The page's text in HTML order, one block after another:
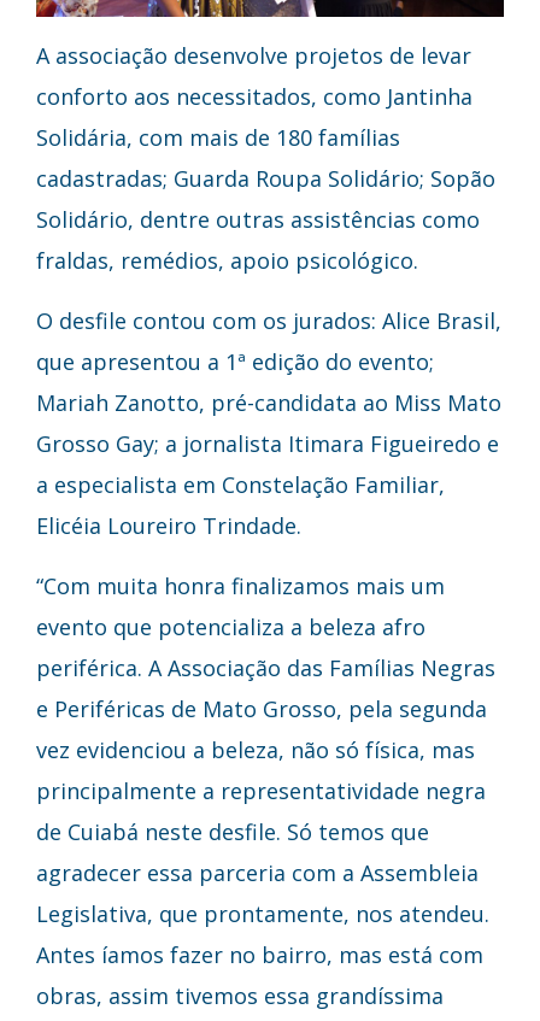
A associação desenvolve projetos de levar
conforto aos necessitados, como Jantinha
Solidária, com mais de 180 famílias
cadastradas; Guarda Roupa Solidário; Sopão
Solidário, dentre outras assistências como
fraldas, remédios, apoio psicológico.
O desfile contou com os jurados: Alice Brasil,
que apresentou a 1ª edição do evento;
Mariah Zanotto, pré-candidata ao Miss Mato
Grosso Gay; a jornalista Itimara Figueiredo e
a especialista em Constelação Familiar,
Elicéia Loureiro Trindade.
“Com muita honra finalizamos mais um
evento que potencializa a beleza afro
periférica. A Associação das Famílias Negras
e Periféricas de Mato Grosso, pela segunda
vez evidenciou a beleza, não só física, mas
principalmente a representatividade negra
de Cuiabá neste desfile. Só temos que
agradecer essa parceria com a Assembleia
Legislativa, que prontamente, nos atendeu.
Antes íamos fazer no bairro, mas está com
obras, assim tivemos essa grandíssima